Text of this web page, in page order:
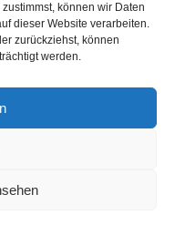
können wir Daten
dieser Website verarbeiten.
zurückziehst, können
werden.
Vereins e.V.